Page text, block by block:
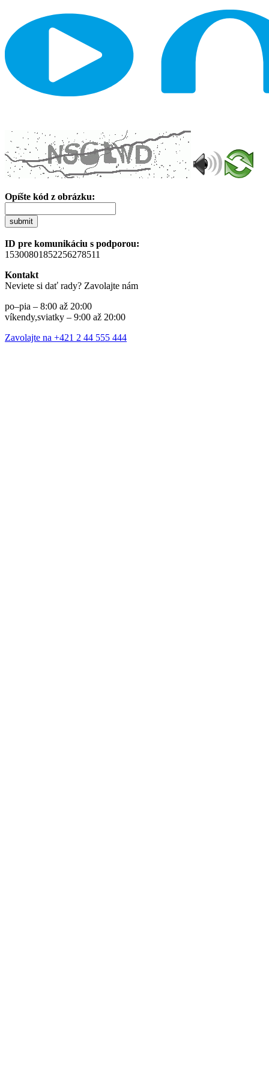
Opíšte kód z obrázku:
submit
ID pre komunikáciu s podporou:
15300801852256278511
Kontakt
Neviete si dať rady? Zavolajte nám
po–pia – 8:00 až 20:00
víkendy,sviatky – 9:00 až 20:00
Zavolajte na +421 2 44 555 444